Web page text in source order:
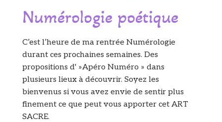
Numérologie poétique
C’est l’heure de ma rentrée Numérologie
durant ces prochaines semaines. Des
propositions d' »Apéro Numéro » dans
plusieurs lieux à découvrir. Soyez les
bienvenus si vous avez envie de sentir plus
finement ce que peut vous apporter cet ART
SACRE.